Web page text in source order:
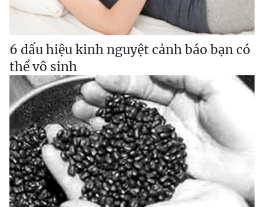
6 dấu hiệu kinh nguyệt cảnh báo bạn có
thể vô sinh